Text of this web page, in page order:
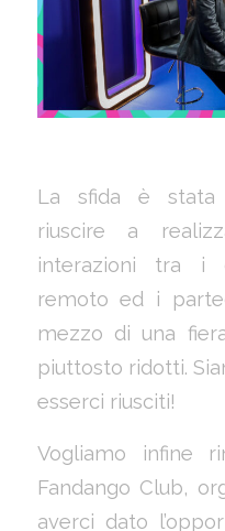
La sfida è stata
riuscire a
interazioni tra i
remoto ed i
mezzo di una
piuttosto ridotti.
esserci riusciti!
Vogliamo infine
Fandango Club,
averci dato